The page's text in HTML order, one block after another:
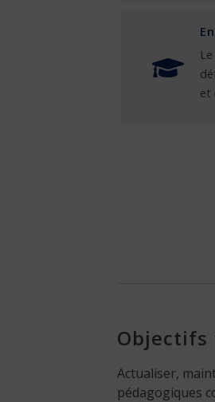
et
Objectifs
Actualiser,
pédagogiques